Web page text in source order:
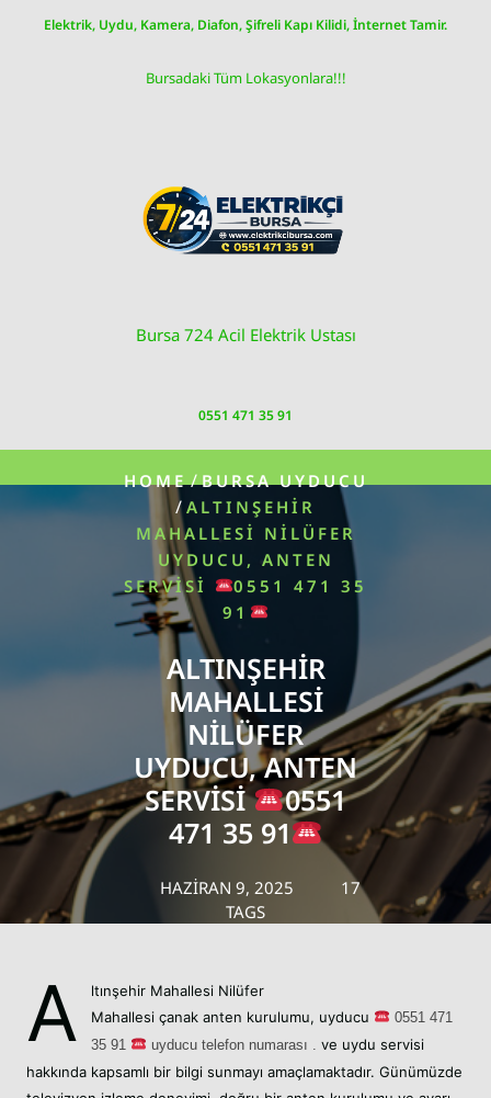
Elektrik, Uydu, Kamera, Diafon, Şifreli Kapı Kilidi, İnternet Tamir.
Bursadaki Tüm Lokasyonlara!!!
Bursa 724 Acil Elektrik Ustası
0551 471 35 91
HOME/BURSA UYDUCU
/ ALTINŞEHIR
MAHALLESI NILÜFER
UYDUCU, ANTEN
SERVISI
0551 471 35
91
ALTINŞEHIR
MAHALLESI
NILÜFER
UYDUCU, ANTEN
SERVISI
0551
471 35 91
HAZIRAN 9, 2025
17
TAGS
A
ltınşehir Mahallesi Nilüfer
Mahallesi çanak anten kurulumu, uyducu 0551 471
35 91
uyducu telefon numarası . ve uydu servisi
hakkında kapsamlı bir bilgi sunmayı amaçlamaktadır. Günümüzde